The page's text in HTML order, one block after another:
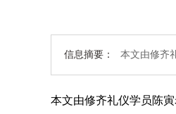
信息摘要： 本文由修齐
本文由修齐礼仪学员陈寅